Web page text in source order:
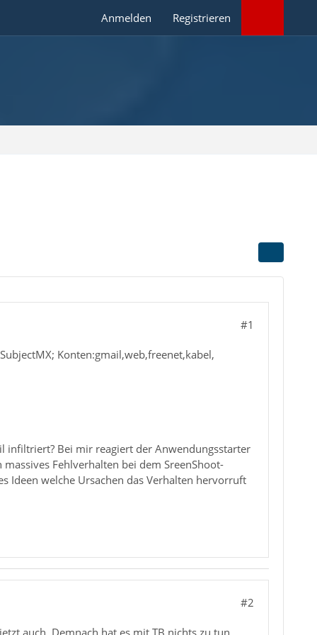
Anmelden Registrieren
#1
Konten:gmail,web,freenet,kabel,
infiltriert? Bei mir reagiert der Anwendungsstarter
Fehlverhalten bei dem SreenShoot-
Ideen welche Ursachen das Verhalten hervorruft
#2
auch. Demnach hat es mit TB nichts zu tun.